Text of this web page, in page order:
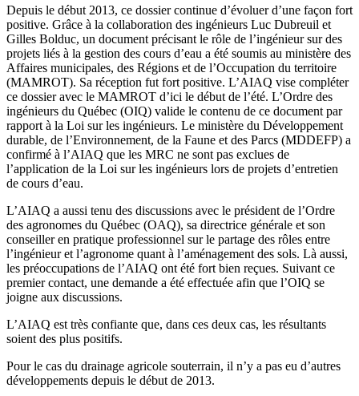
Depuis le début 2013, ce dossier continue d’évoluer d’une façon fort
positive. Grâce à la collaboration des ingénieurs Luc Dubreuil et
Gilles Bolduc, un document précisant le rôle de l’ingénieur sur des
projets liés à la gestion des cours d’eau a été soumis au ministère des
Affaires municipales, des Régions et de l’Occupation du territoire
(MAMROT). Sa réception fut fort positive. L’AIAQ vise compléter
ce dossier avec le MAMROT d’ici le début de l’été. L’Ordre des
ingénieurs du Québec (OIQ) valide le contenu de ce document par
rapport à la Loi sur les ingénieurs. Le ministère du Développement
durable, de l’Environnement, de la Faune et des Parcs (MDDEFP) a
confirmé à l’AIAQ que les MRC ne sont pas exclues de
l’application de la Loi sur les ingénieurs lors de projets d’entretien
de cours d’eau.
L’AIAQ a aussi tenu des discussions avec le président de l’Ordre
des agronomes du Québec (OAQ), sa directrice générale et son
conseiller en pratique professionnel sur le partage des rôles entre
l’ingénieur et l’agronome quant à l’aménagement des sols. Là aussi,
les préoccupations de l’AIAQ ont été fort bien reçues. Suivant ce
premier contact, une demande a été effectuée afin que l’OIQ se
joigne aux discussions.
L’AIAQ est très confiante que, dans ces deux cas, les résultants
soient des plus positifs.
Pour le cas du drainage agricole souterrain, il n’y a pas eu d’autres
développements depuis le début de 2013.